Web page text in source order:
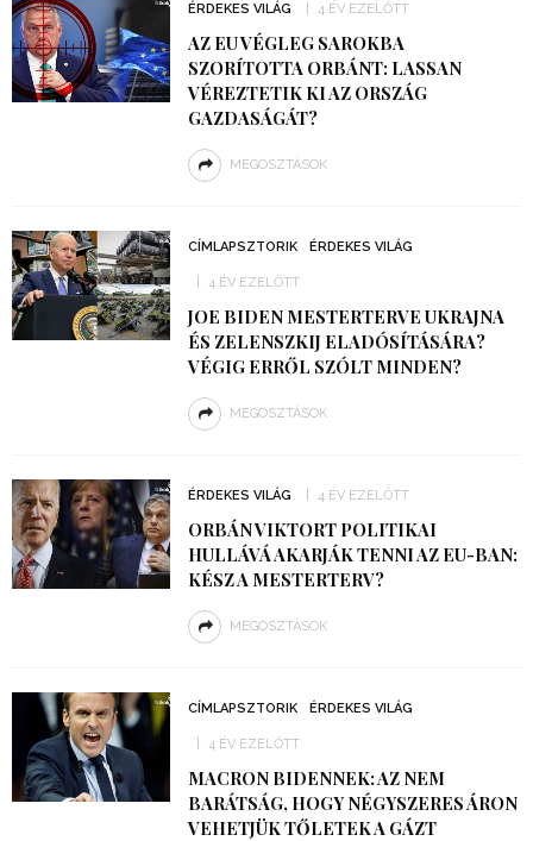
ÉRDEKES VILÁG 4 ÉV EZELŐTT
AZ EU VÉGLEG SAROKBA
SZORÍTOTTA ORBÁNT: LASSAN
VÉREZTETIK KI AZ ORSZÁG
GAZDASÁGÁT?
MEGOSZTÁSOK
CÍMLAPSZTORIK ÉRDEKES VILÁG
4 ÉV EZELŐTT
JOE BIDEN MESTERTERVE UKRAJNA
ÉS ZELENSZKIJ ELADÓSÍTÁSÁRA?
VÉGIG ERRŐL SZÓLT MINDEN?
MEGOSZTÁSOK
ÉRDEKES VILÁG 4 ÉV EZELŐTT
ORBÁN VIKTORT POLITIKAI
HULLÁVÁ AKARJÁK TENNI AZ EU-BAN:
KÉSZ A MESTERTERV?
MEGOSZTÁSOK
CÍMLAPSZTORIK ÉRDEKES VILÁG
4 ÉV EZELŐTT
MACRON BIDENNEK: AZ NEM
BARÁTSÁG, HOGY NÉGYSZERES ÁRON
VEHETJÜK TŐLETEK A GÁZT